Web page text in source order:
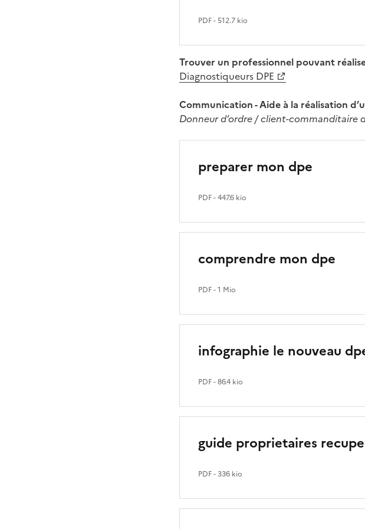
PDF- 512.7 kio
Trouver un professionnel pouvant
Diagnostiqueurs DPE
Communication - Aide à la réalisation
Donneur d’ordre / client-commanditaire
preparer mon dpe
PDF- 447.6 kio
comprendre mon dpe
PDF- 1 Mio
infographie le nouveau
PDF- 86.4 kio
guide proprietaires
PDF- 336 kio